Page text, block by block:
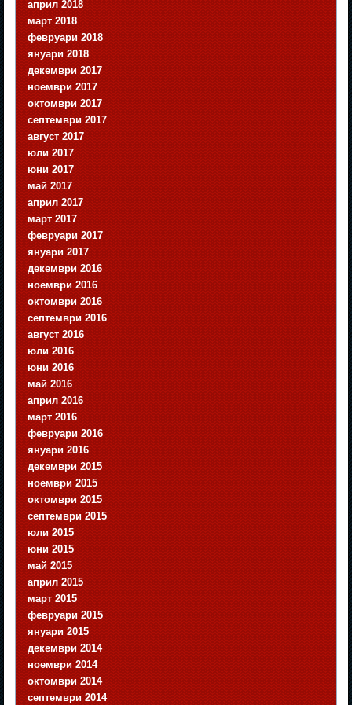
април 2018
март 2018
февруари 2018
януари 2018
декември 2017
ноември 2017
октомври 2017
септември 2017
август 2017
юли 2017
юни 2017
май 2017
април 2017
март 2017
февруари 2017
януари 2017
декември 2016
ноември 2016
октомври 2016
септември 2016
август 2016
юли 2016
юни 2016
май 2016
април 2016
март 2016
февруари 2016
януари 2016
декември 2015
ноември 2015
октомври 2015
септември 2015
юли 2015
юни 2015
май 2015
април 2015
март 2015
февруари 2015
януари 2015
декември 2014
ноември 2014
октомври 2014
септември 2014